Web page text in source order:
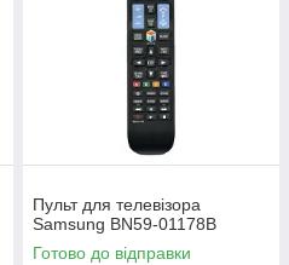
Пульт для телевізора
Samsung BN59-01178B
Готово до відправки